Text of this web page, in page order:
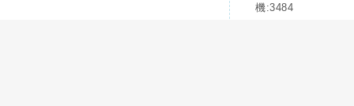
機:3484